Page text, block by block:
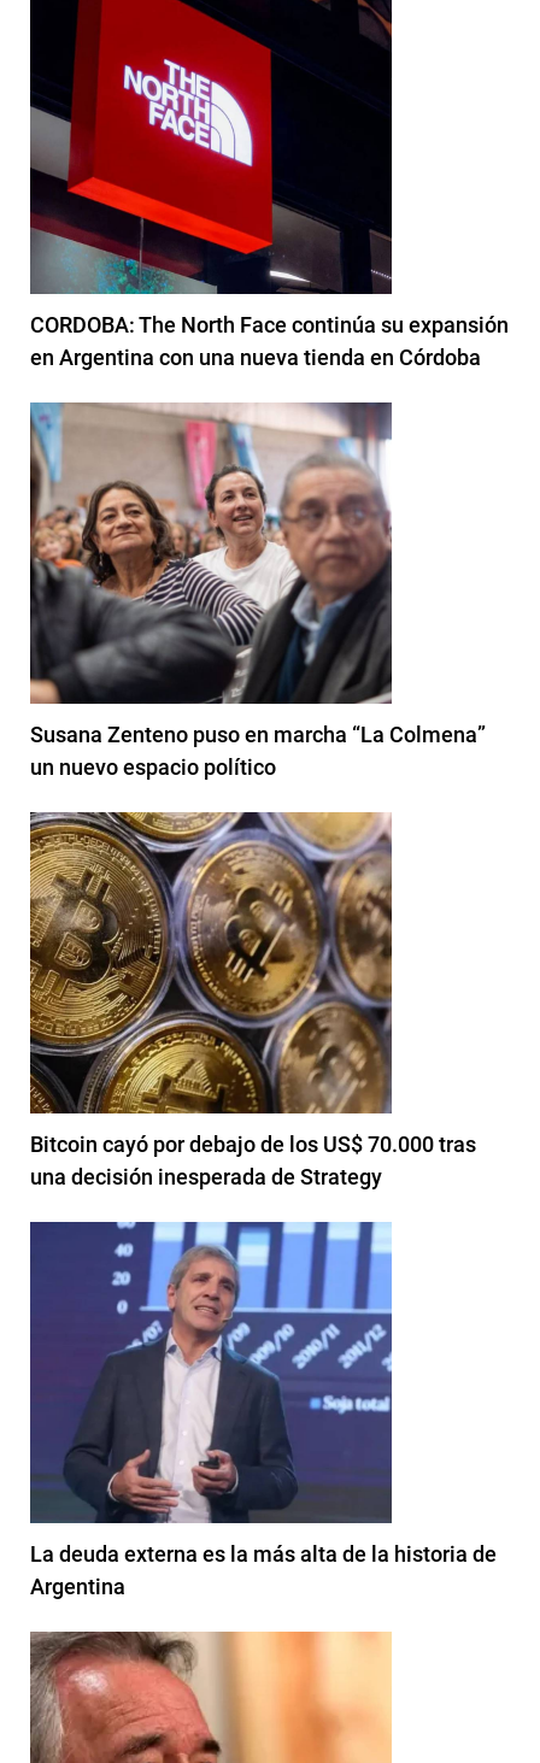
CORDOBA: The North Face continúa su expansión
en Argentina con una nueva tienda en Córdoba
Susana Zenteno puso en marcha “La Colmena”
un nuevo espacio político
Bitcoin cayó por debajo de los US$ 70.000 tras
una decisión inesperada de Strategy
La deuda externa es la más alta de la historia de
Argentina